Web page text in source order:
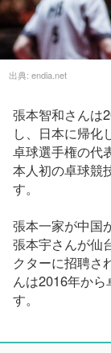
出典: endia.net
張本智和さんは
し、日本に帰化
卓球選手権の代
本人初の卓球競
す。
張本一家が中国
張本宇さんが仙
クターに招聘さ
んは2016年から
す。